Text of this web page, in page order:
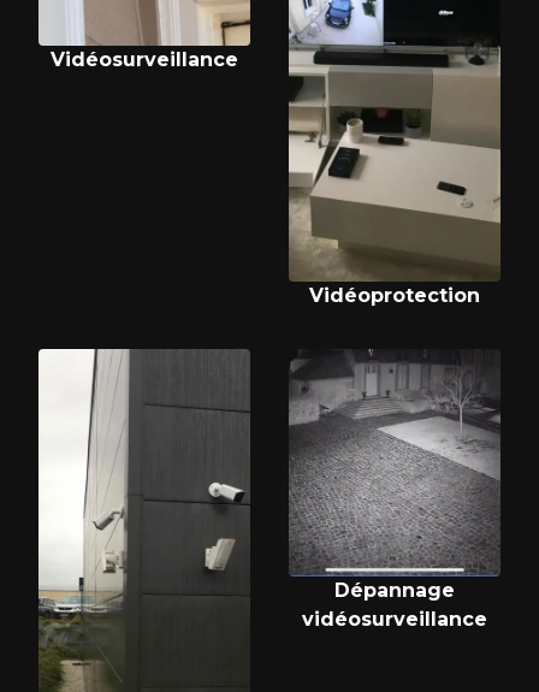
Vidéosurveillance
Vidéoprotection
Dépannage
vidéosurveillance